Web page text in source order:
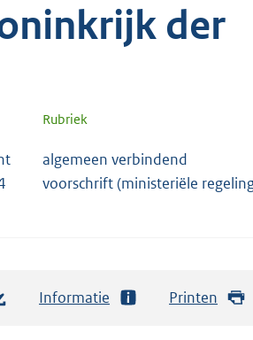
der
Rubriek
algemeen verbindend
voorschrift (ministeriële
Informatie Printen